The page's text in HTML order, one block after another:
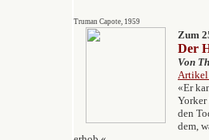
Truman Capote, 1959
Zum
Der
Von
Artikel
«Er
Yorker
den
dem,